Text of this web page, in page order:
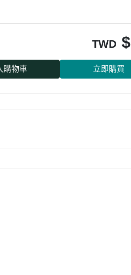
TWD $
購物車 立即購買